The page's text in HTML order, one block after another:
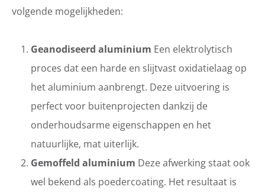
volgende mogelijkheden:
Geanodiseerd aluminium Een elektrolytisch
proces dat een harde en slijtvast oxidatielaag op
het aluminium aanbrengt. Deze uitvoering is
perfect voor buitenprojecten dankzij de
onderhoudsarme eigenschappen en het
natuurlijke, mat uiterlijk.
Gemoffeld aluminium Deze afwerking staat ook
wel bekend als poedercoating. Het resultaat is